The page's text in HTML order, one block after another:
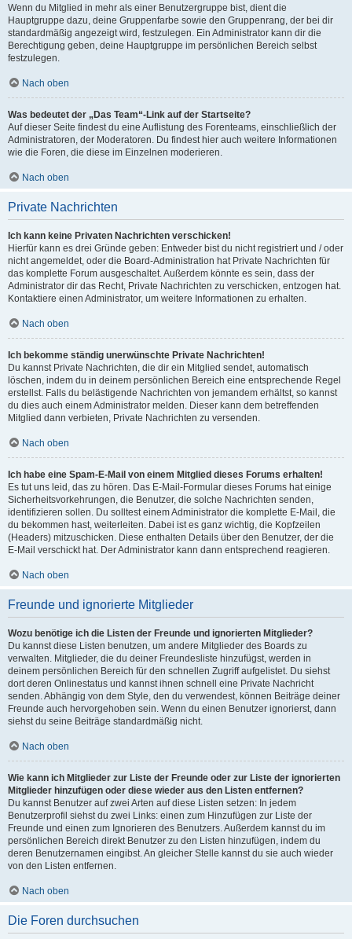
Wenn du Mitglied in mehr als einer Benutzergruppe bist, dient die
Hauptgruppe dazu, deine Gruppenfarbe sowie den Gruppenrang, der bei dir
standardmäßig angezeigt wird, festzulegen. Ein Administrator kann dir die
Berechtigung geben, deine Hauptgruppe im persönlichen Bereich selbst
festzulegen.
Nach oben
Was bedeutet der „Das Team“-Link auf der Startseite?
Auf dieser Seite findest du eine Auflistung des Forenteams, einschließlich der
Administratoren, der Moderatoren. Du findest hier auch weitere Informationen
wie die Foren, die diese im Einzelnen moderieren.
Nach oben
Private Nachrichten
Ich kann keine Privaten Nachrichten verschicken!
Hierfür kann es drei Gründe geben: Entweder bist du nicht registriert und / oder
nicht angemeldet, oder die Board-Administration hat Private Nachrichten für
das komplette Forum ausgeschaltet. Außerdem könnte es sein, dass der
Administrator dir das Recht, Private Nachrichten zu verschicken, entzogen hat.
Kontaktiere einen Administrator, um weitere Informationen zu erhalten.
Nach oben
Ich bekomme ständig unerwünschte Private Nachrichten!
Du kannst Private Nachrichten, die dir ein Mitglied sendet, automatisch
löschen, indem du in deinem persönlichen Bereich eine entsprechende Regel
erstellst. Falls du belästigende Nachrichten von jemandem erhältst, so kannst
du dies auch einem Administrator melden. Dieser kann dem betreffenden
Mitglied dann verbieten, Private Nachrichten zu versenden.
Nach oben
Ich habe eine Spam-E-Mail von einem Mitglied dieses Forums erhalten!
Es tut uns leid, das zu hören. Das E-Mail-Formular dieses Forums hat einige
Sicherheitsvorkehrungen, die Benutzer, die solche Nachrichten senden,
identifizieren sollen. Du solltest einem Administrator die komplette E-Mail, die
du bekommen hast, weiterleiten. Dabei ist es ganz wichtig, die Kopfzeilen
(Headers) mitzuschicken. Diese enthalten Details über den Benutzer, der die
E-Mail verschickt hat. Der Administrator kann dann entsprechend reagieren.
Nach oben
Freunde und ignorierte Mitglieder
Wozu benötige ich die Listen der Freunde und ignorierten Mitglieder?
Du kannst diese Listen benutzen, um andere Mitglieder des Boards zu
verwalten. Mitglieder, die du deiner Freundesliste hinzufügst, werden in
deinem persönlichen Bereich für den schnellen Zugriff aufgelistet. Du siehst
dort deren Onlinestatus und kannst ihnen schnell eine Private Nachricht
senden. Abhängig von dem Style, den du verwendest, können Beiträge deiner
Freunde auch hervorgehoben sein. Wenn du einen Benutzer ignorierst, dann
siehst du seine Beiträge standardmäßig nicht.
Nach oben
Wie kann ich Mitglieder zur Liste der Freunde oder zur Liste der ignorierten
Mitglieder hinzufügen oder diese wieder aus den Listen entfernen?
Du kannst Benutzer auf zwei Arten auf diese Listen setzen: In jedem
Benutzerprofil siehst du zwei Links: einen zum Hinzufügen zur Liste der
Freunde und einen zum Ignorieren des Benutzers. Außerdem kannst du im
persönlichen Bereich direkt Benutzer zu den Listen hinzufügen, indem du
deren Benutzernamen eingibst. An gleicher Stelle kannst du sie auch wieder
von den Listen entfernen.
Nach oben
Die Foren durchsuchen